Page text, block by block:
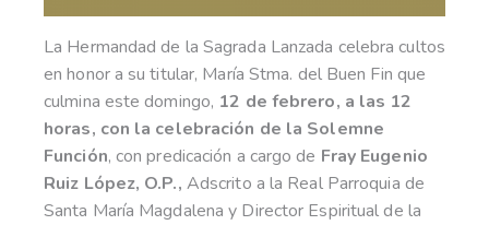
La Hermandad de la Sagrada Lanzada celebra cultos
en honor a su titular, María Stma. del Buen Fin que
culmina este domingo, 12 de febrero, a las 12
horas, con la celebración de la Solemne
Función, con predicación a cargo de Fray Eugenio
Ruiz López, O.P., Adscrito a la Real Parroquia de
Santa María Magdalena y Director Espiritual de la